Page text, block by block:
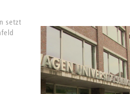
setzt